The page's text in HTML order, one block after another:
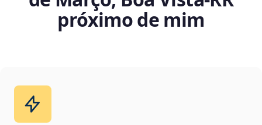
próximo de mim